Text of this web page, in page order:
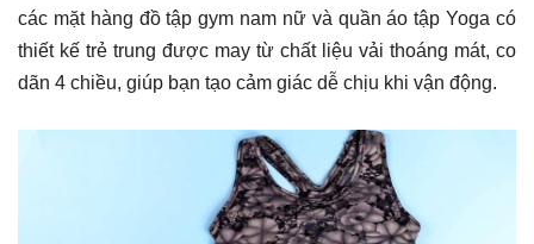
các mặt hàng đồ tập gym nam nữ và quần áo tập Yoga có
thiết kế trẻ trung được may từ chất liệu vải thoáng mát, co
dãn 4 chiều, giúp bạn tạo cảm giác dễ chịu khi vận động.